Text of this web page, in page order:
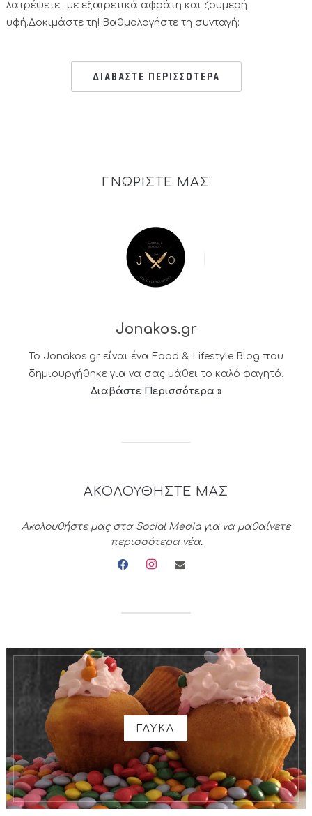
λατρέψετε.. με εξαιρετικά αφράτη και ζουμερή
υφή.Δοκιμάστε τη! Βαθμολογήστε τη συνταγή:
ΔΙΑΒΑΣΤΕ ΠΕΡΙΣΣΟΤΕΡΑ
ΓΝΩΡΙΣΤΕ ΜΑΣ
Jonakos.gr
Το Jonakos.gr είναι ένα Food & Lifestyle Blog που
δημιουργήθηκε για να σας μάθει το καλό φαγητό.
Διαβάστε Περισσότερα »
ΑΚΟΛΟΥΘΗΣΤΕ ΜΑΣ
Ακολουθήστε μας στα Social Media για να μαθαίνετε
περισσότερα νέα.
facebookinstagramenvelope
ΓΛΥΚΑ